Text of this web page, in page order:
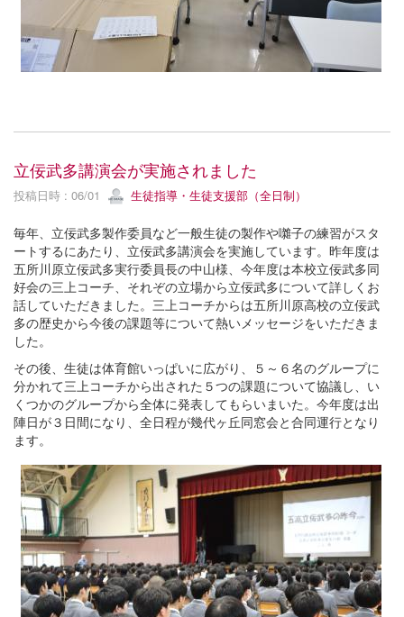
立佞武多講演会が実施されました
投稿日時 : 06/01 生徒指導・生徒支援部（全日制）
毎年、立佞武多製作委員など一般生徒の製作や囃子の練習がスタ
ートするにあたり、立佞武多講演会を実施しています。昨年度は
五所川原立佞武多実行委員長の中山様、今年度は本校立佞武多同
好会の三上コーチ、それぞの立場から立佞武多について詳しくお
話していただきました。三上コーチからは五所川原高校の立佞武
多の歴史から今後の課題等について熱いメッセージをいただきま
した。
その後、生徒は体育館いっぱいに広がり、５～６名のグループに
分かれて三上コーチから出された５つの課題について協議し、い
くつかのグループから全体に発表してもらいまいた。今年度は出
陣日が３日間になり、全日程が幾代ヶ丘同窓会と合同運行となり
ます。